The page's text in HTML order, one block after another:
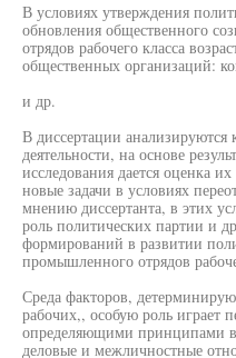
В условиях утверждения
обновления общественного
отрядов рабочего класса
общественных организаций:
и др.
В диссертации анализируются
деятельности, на основе
исследования дается оценка
новые задачи в условиях
мнению диссертанта, в этих
роль политических партии и
формирований в развитии
промышленного отрядов
Среда факторов,
рабочих,, особую роль играет
определяющими принципами
деловые и межличностные